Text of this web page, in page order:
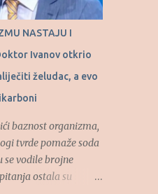
NASTAJU I
Ivanov otkrio
želudac, a evo
baznost organizma,
tvrde pomaže soda
se vodile brojne
ostala su